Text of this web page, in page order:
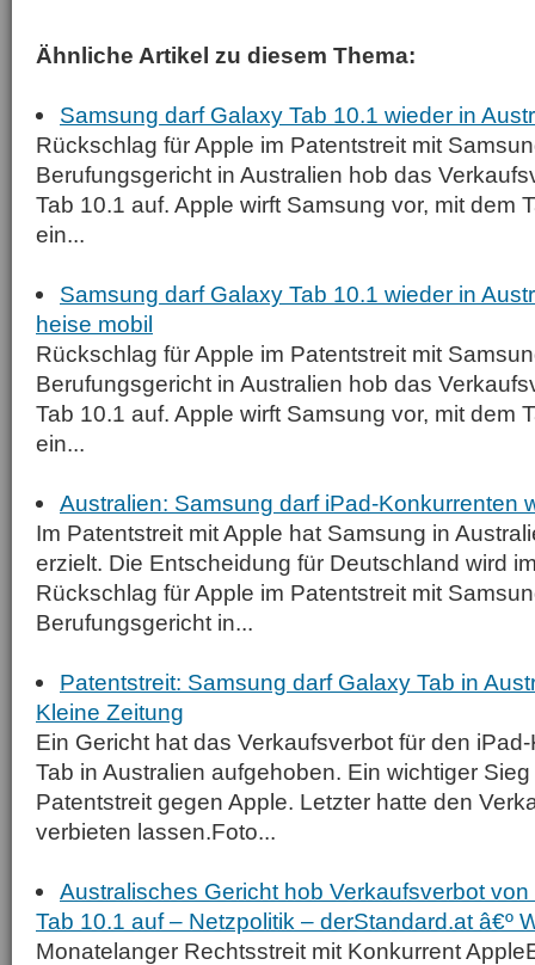
Ähnliche Artikel zu diesem Thema:
Samsung darf Galaxy Tab 10.1 wieder in
Rückschlag für Apple im Patentstreit mit
Berufungsgericht in Australien hob das
Tab 10.1 auf. Apple wirft Samsung vor, mit dem
ein...
Samsung darf Galaxy Tab 10.1 wieder in
heise mobil
Rückschlag für Apple im Patentstreit mit
Berufungsgericht in Australien hob das
Tab 10.1 auf. Apple wirft Samsung vor, mit dem
ein...
Australien: Samsung darf iPad-Konkurrenten
Im Patentstreit mit Apple hat Samsung in
erzielt. Die Entscheidung für Deutschland wird
Rückschlag für Apple im Patentstreit mit
Berufungsgericht in...
Patentstreit: Samsung darf Galaxy Tab in
Kleine Zeitung
Ein Gericht hat das Verkaufsverbot für den
Tab in Australien aufgehoben. Ein wichtiger
Patentstreit gegen Apple. Letzter hatte den
verbieten lassen.Foto...
Australisches Gericht hob Verkaufsverbot
Tab 10.1 auf – Netzpolitik – derStandard.at â€º
Monatelanger Rechtsstreit mit Konkurrent